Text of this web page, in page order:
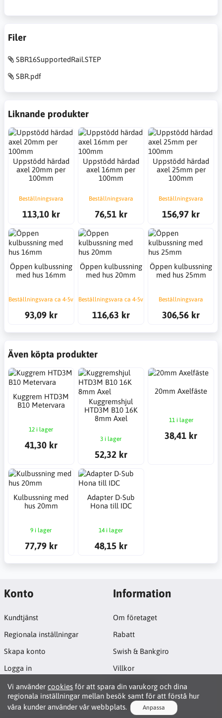
Filer
SBR16SupportedRail.STEP
SBR.pdf
Liknande produkter
Uppstödd härdad
axel 20mm per
100mm
Beställningsvara
113,10 kr
Uppstödd härdad
axel 16mm per
100mm
Beställningsvara
76,51 kr
Uppstödd härdad
axel 25mm per
100mm
Beställningsvara
156,97 kr
Öppen kulbussning
med hus 16mm
Beställningsvara ca 4-5v
93,09 kr
Öppen kulbussning
med hus 20mm
Beställningsvara ca 4-5v
116,63 kr
Öppen kulbussning
med hus 25mm
Beställningsvara
306,56 kr
Även köpta produkter
Kuggrem HTD3M
B10 Metervara
12 i lager
41,30 kr
Kuggremshjul
HTD3M B10 16K
8mm Axel
3 i lager
52,32 kr
20mm Axelfäste
11 i lager
38,41 kr
Kulbussning med
hus 20mm
9 i lager
77,79 kr
Adapter D-Sub
Hona till IDC
14 i lager
48,15 kr
Vi använder cookies för att spara din varukorg och dina
regionala inställningar mellan besök samt för att förstå hur
våra kunder använder vår webbplats.
Anpassa
Konto
Kundtjänst
Regionala inställningar
Skapa konto
Logga in
Information
Om företaget
Rabatt
Swish & Bankgiro
Villkor
Cookiepolicy
Projektsida